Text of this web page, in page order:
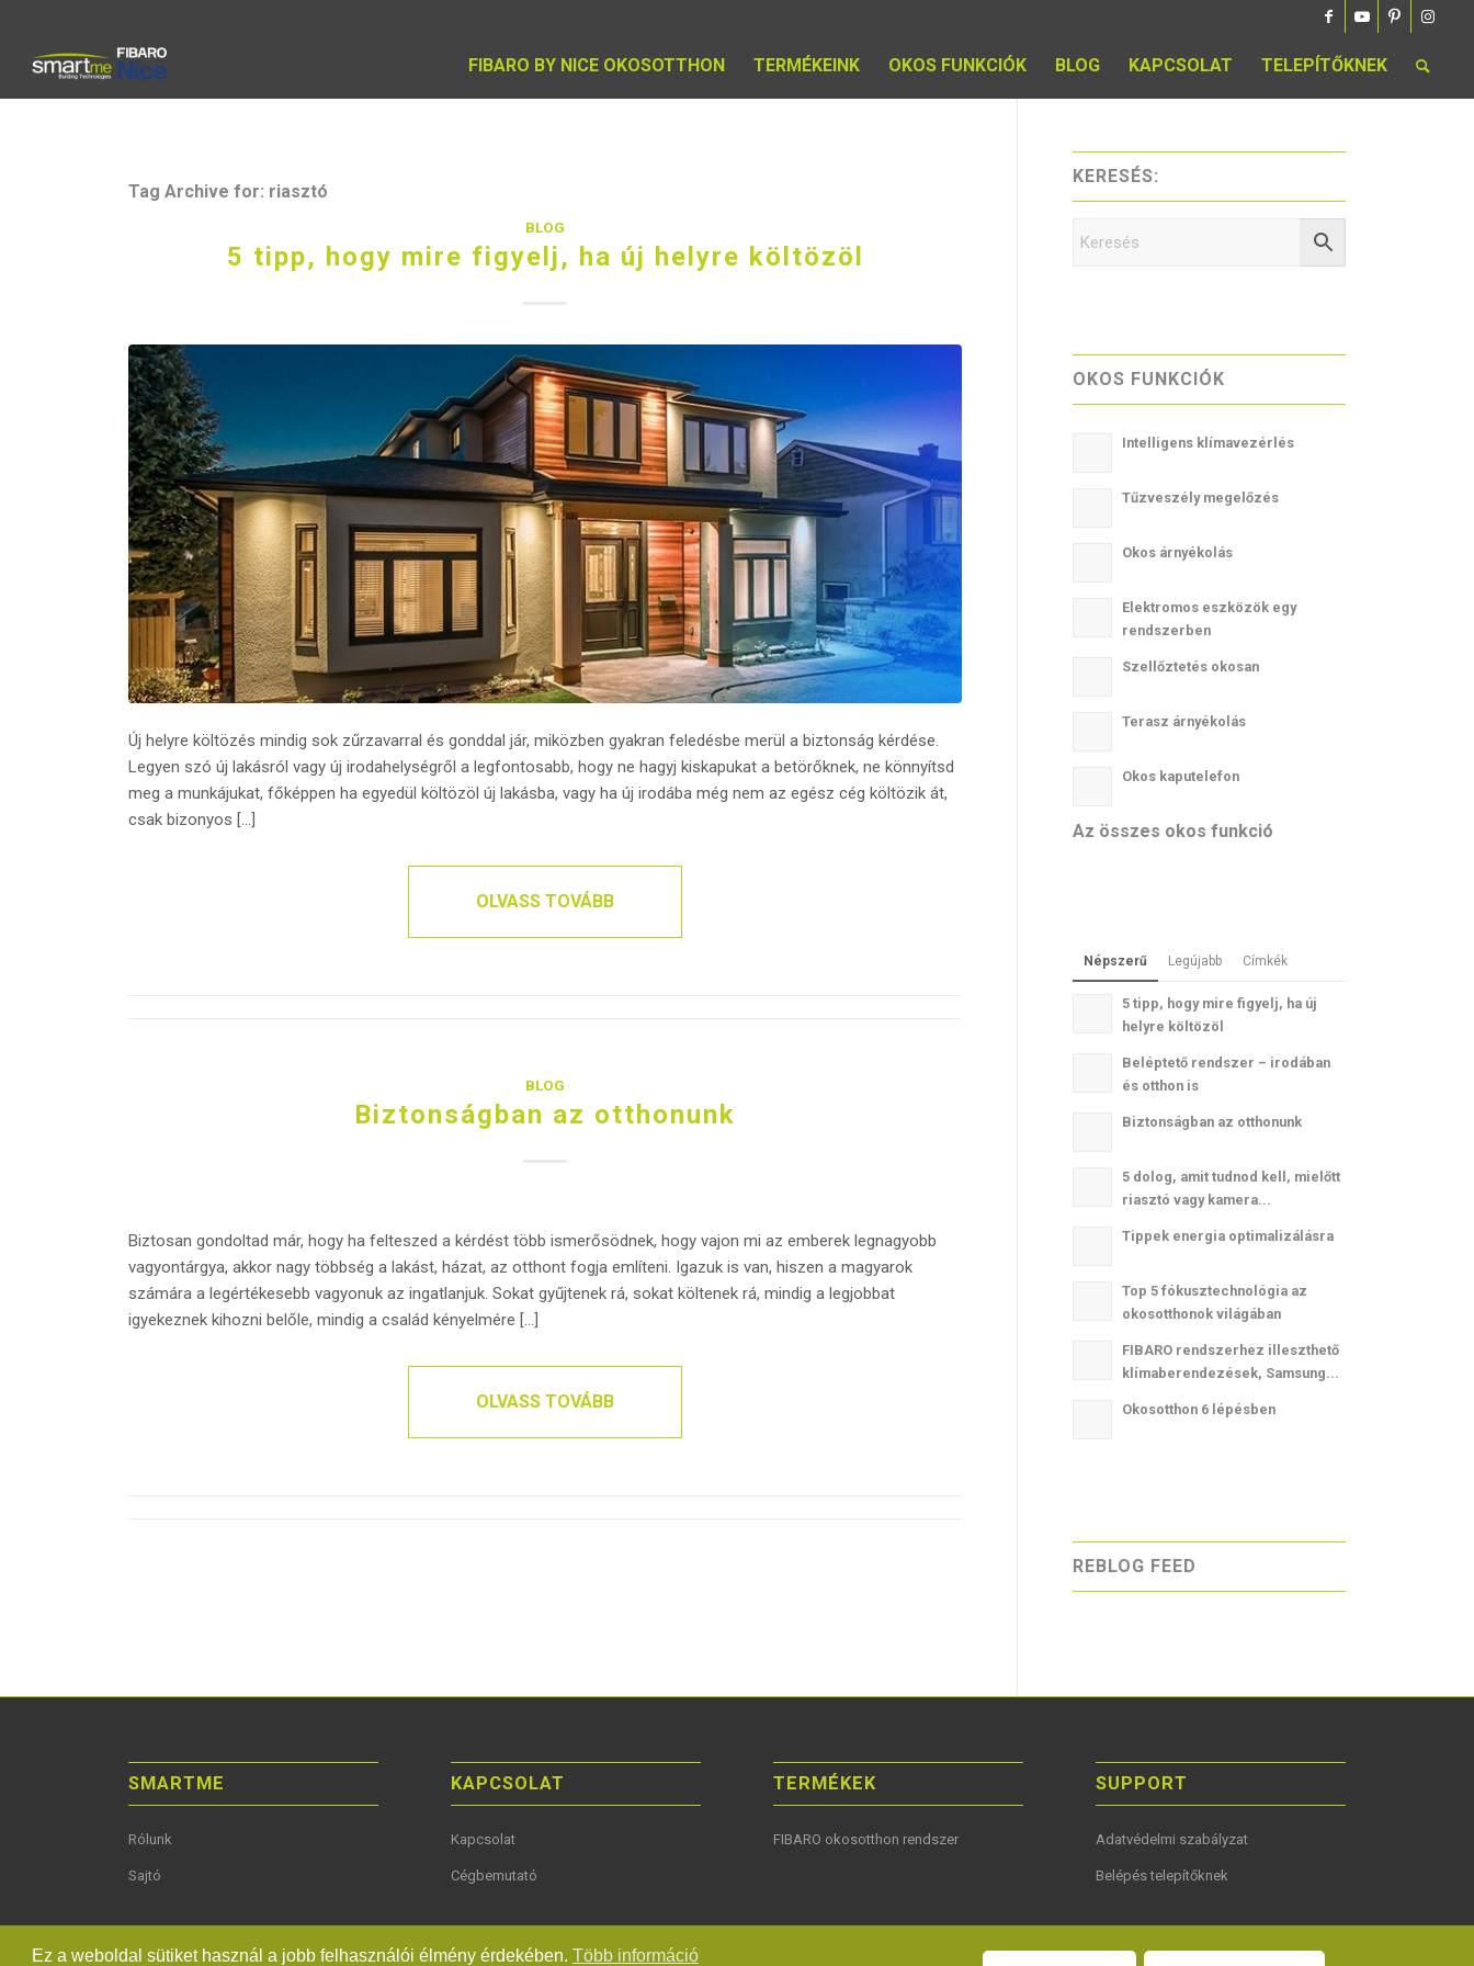
Ez a weboldal sütiket használ a jobb felhasználói élmény érdekében. Több információ
FIBARO BY NICE OKOSOTTHON TERMÉKEINK OKOS FUNKCIÓK BLOG KAPCSOLAT TELEPÍTŐKNEK
Tag Archive for: riasztó
BLOG
5 tipp, hogy mire figyelj, ha új helyre költözöl
Új helyre költözés mindig sok zűrzavarral és gonddal jár, miközben gyakran feledésbe merül a biztonság kérdése.
Legyen szó új lakásról vagy új irodahelységről a legfontosabb, hogy ne hagyj kiskapukat a betörőknek, ne könnyítsd
meg a munkájukat, főképpen ha egyedül költözöl új lakásba, vagy ha új irodába még nem az egész cég költözik át,
csak bizonyos […]
OLVASS TOVÁBB
BLOG
Biztonságban az otthonunk
Biztosan gondoltad már, hogy ha felteszed a kérdést több ismerősödnek, hogy vajon mi az emberek legnagyobb
vagyontárgya, akkor nagy többség a lakást, házat, az otthont fogja említeni. Igazuk is van, hiszen a magyarok
számára a legértékesebb vagyonuk az ingatlanjuk. Sokat gyűjtenek rá, sokat költenek rá, mindig a legjobbat
igyekeznek kihozni belőle, mindig a család kényelmére […]
OLVASS TOVÁBB
KERESÉS:
OKOS FUNKCIÓK
Intelligens klímavezérlés
Tűzveszély megelőzés
Okos árnyékolás
Elektromos eszközök egy
rendszerben
Szellőztetés okosan
Terasz árnyékolás
Okos kaputelefon
Az összes okos funkció
Népszerű Legújabb Címkék
5 tipp, hogy mire figyelj, ha új
helyre költözöl
Beléptető rendszer – irodában
és otthon is
Biztonságban az otthonunk
5 dolog, amit tudnod kell, mielőtt
riasztó vagy kamera...
Tippek energia optimalizálásra
Top 5 fókusztechnológia az
okosotthonok világában
FIBARO rendszerhez illeszthető
klímaberendezések, Samsung...
Okosotthon 6 lépésben
REBLOG FEED
SMARTME
Rólunk
Sajtó
KAPCSOLAT
Kapcsolat
Cégbemutató
TERMÉKEK
FIBARO okosotthon rendszer
SUPPORT
Adatvédelmi szabályzat
Belépés telepítőknek